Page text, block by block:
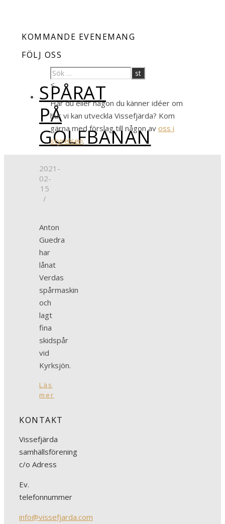
KOMMANDE EVENEMANG
FÖLJ OSS
SPÅRAT
PÅ
GOLFBANAN
2021-
02-
15
/
Anton
Guedra
har
lånat
Verdas
spårmaskin
och
lagt
fina
skidspår
vid
Kyrksjön.
Läs
mer
<
Har du eller någon du känner idéer om
hur vi kan utveckla Vissefjärda? Kom
gärna med förslag till någon av oss i
styrelsen.
KONTAKT
Vissefjärda
samhällsförening
c/o Adress
Ev.
telefonnummer
info@vissefjarda.com